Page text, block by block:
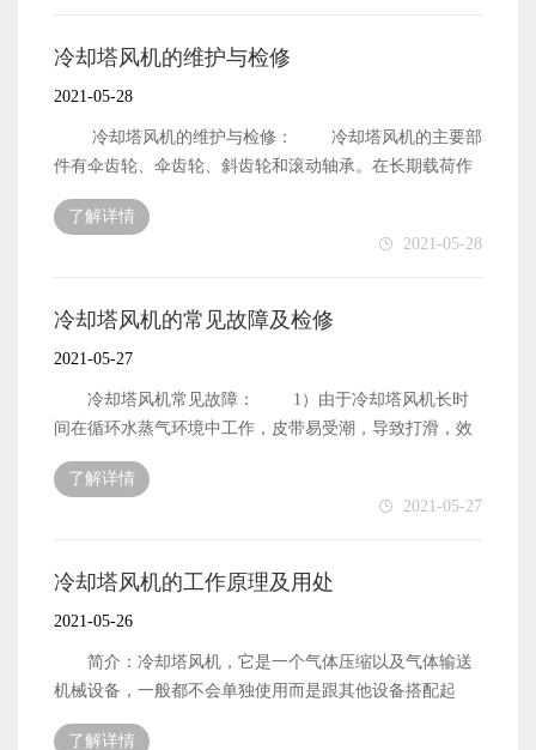
变频。当流经冷却塔的水量小于设计值的1/3时，会导致布
水器远端出水流量减少，填料布水不均，会导致造成冷却
塔效率下降（但仍高于冷却塔风机定频的情况）。有条件
时，最好采用变流量冷却塔。冷却塔的布水器是一个水
池。池底开孔，注水由孔给。 7、冷却塔出口温度的
度，通过温度控制冷却塔风机的频率。当温度高于设定值
时，提高风扇频率；当Wendy低于设定值时，降低风扇频
和长度不应超过齿长的1/3和齿高的1/2。滚动轴承的常见失
效时，会产生强烈的振动、噪声和发热。由于滚动轴承不
应经常拆卸，且受结构和安装位置的限制，直接检查滚动
轴承比较困难。停止机器后，转动齿轮并将声音棒粘在轴
清晰、连续、均匀。 如果声音沉闷、断断续续、发夹，说
明轴承可能有缺陷。应拆下进行进一步检查，并在确认故
助于延长齿轮和轴承的使用寿命。我公司定期对润滑油的
粘度、酸值、机械杂质等重要指标进行检测，不合格及时
更换。此外，在l85a和lf60风机减速器中添加了润滑油添加
剂。这两台风机齿轮和轴承的设计寿命为50000小时。自
1997年以来，它们已连续运行6万多小时，齿轮和轴承状况
磨损、腐蚀和老化，弹性元件会失效。因此，每年都有必
要进行定期检查。如果橡胶元件老化、磨损，弹性膜片倒
于0.1mm。
冷却塔风机的维护与检修
2021-05-28
冷却塔风机的维护与检修： 冷却塔风机的主要部
件有伞齿轮、伞齿轮、斜齿轮和滚动轴承。在长期载荷作
用下，齿轮的失效形式是轮齿工作面的磨损和点蚀。齿轮
磨损或点蚀后，运动精度降低，噪声和振动增大。当点蚀
尺寸较大时，点蚀往往成为疲劳的根源，最终导致轮齿疲
触精度要求见表1。凹坑的尺寸和长度不应超过齿长的1/3
滚道的点蚀损伤。当发生点蚀失效时，会产生强烈的振
动、噪声和发热。由于滚动轴承不应经常拆卸，且受结构
和安装位置的限制，直接检查滚动轴承比较困难。停止机
动的声音。轴承正常转动的声音应清晰、连续、均匀。如
果声音沉闷、断断续续、发夹，说明轴承可能有缺陷。应
优质润滑油和添加适当的添加剂有助于延长齿轮和轴承的
使用寿命。我公司定期对润滑油的粘度、酸值、机械杂质
等重要指标进行检测，不合格及时更换。此外，在l85a和
lf60风机减速器中添加了润滑油添加剂。这两台风机齿轮
和轴承的设计寿命为50000小时。自1997年以来，它们已连
轴器检修： 冷却塔风机联轴器的好坏直接关系到风机
了解详情
2021-05-28
冷却塔风机的常见故障及检修
2021-05-27
冷却塔风机常见故障： 1）由于冷却塔风机长时
间在循环水蒸气环境中工作，皮带易受潮，导致打滑，效
率降低和冷却效果差。 2）由于风机主轴长时间承受
皮带的拉力，因此轴偏心，运转时会产生较大的晃动和噪
音；同时，皮带受到皮带轮振动产生的交变应力的影响，
作用形成了一个恶性循环，最终加速了皮带的磨损和风机
卡住并泄漏。 4）电机故障。 保养方式：
1）检查并调整风机叶片和风道。风机叶片和风道通常由玻
璃纤维制成。它充当通风和转移的管道。由于刀片是通过
会绕着中心旋转，从而影响平衡并引起振动。因此，风机
了解详情
2021-05-27
冷却塔风机的工作原理及用处
2021-05-26
简介：冷却塔风机，它是一个气体压缩以及气体输送
机械设备，一般都不会单独使用而是跟其他设备搭配起
来。它一直都存在于设备的内部，形状有很多有叶片或者
了解详情